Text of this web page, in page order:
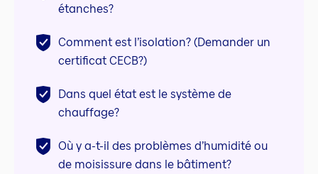
étanches?
Comment est l’isolation? (Demander un
certificat CECB?)
Dans quel état est le système de
chauffage?
Où y a-t-il des problèmes d’humidité ou
de moisissure dans le bâtiment?